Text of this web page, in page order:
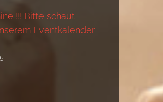
!!! Bitte schaut
Eventkalender